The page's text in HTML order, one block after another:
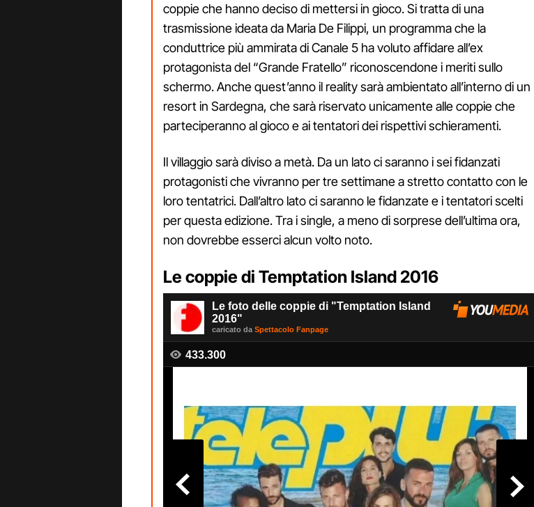
coppie che hanno deciso di mettersi in gioco. Si tratta di una
trasmissione ideata da Maria De Filippi, un programma che la
conduttrice più ammirata di Canale 5 ha voluto affidare all’ex
protagonista del “Grande Fratello” riconoscendone i meriti sullo
schermo. Anche quest’anno il reality sarà ambientato all’interno di un
resort in Sardegna, che sarà riservato unicamente alle coppie che
parteciperanno al gioco e ai tentatori dei rispettivi schieramenti.
Il villaggio sarà diviso a metà. Da un lato ci saranno i sei fidanzati
protagonisti che vivranno per tre settimane a stretto contatto con le
loro tentatrici. Dall’altro lato ci saranno le fidanzate e i tentatori scelti
per questa edizione. Tra i single, a meno di sorprese dell’ultima ora,
non dovrebbe esserci alcun volto noto.
Le coppie di Temptation Island 2016